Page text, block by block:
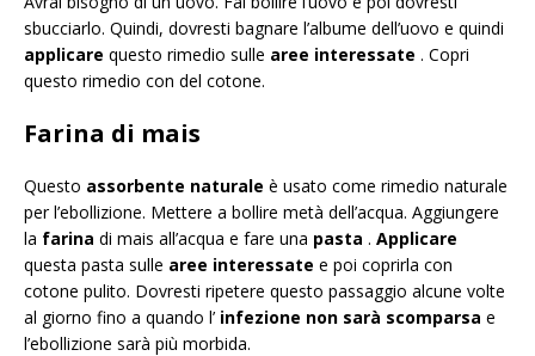
sbucciarlo. Quindi, dovresti bagnare l’albume dell’uovo e quindi
applicare questo rimedio sulle aree interessate . Copri
questo rimedio con del cotone.
Farina di mais
Questo assorbente naturale è usato come rimedio naturale
per l’ebollizione. Mettere a bollire metà dell’acqua. Aggiungere
la farina di mais all’acqua e fare una pasta . Applicare
questa pasta sulle aree interessate e poi coprirla con
cotone pulito. Dovresti ripetere questo passaggio alcune volte
al giorno fino a quando l’ infezione non sarà scomparsa e
l’ebollizione sarà più morbida.